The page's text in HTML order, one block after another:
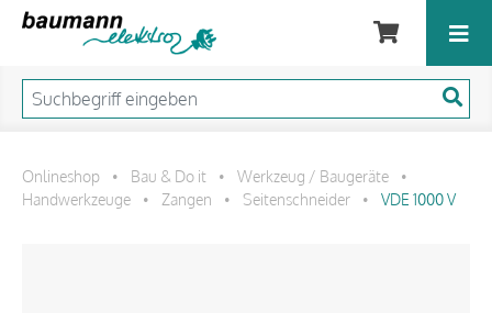
Onlineshop • Bau & Do it • Werkzeug / Baugeräte
•
Handwerkzeuge
• Zangen • Seitenschneider • VDE 1000 V